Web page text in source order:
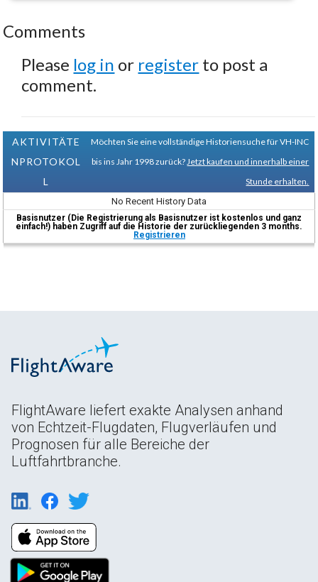
Comments
Please log in or register to post a
comment.
AKTIVITÄTE
NPROTOKOL
L
Möchten Sie eine vollständige Historiensuche für VH-INC
bis ins Jahr 1998 zurück? Jetzt kaufen und innerhalb einer
Stunde erhalten.
No Recent History Data
Basisnutzer (Die Registrierung als Basisnutzer ist kostenlos und ganz
einfach!) haben Zugriff auf die Historie der zurückliegenden 3 months.
Registrieren
FlightAware liefert exakte Analysen anhand
von Echtzeit-Flugdaten, Flugverläufen und
Prognosen für alle Bereiche der
Luftfahrtbranche.